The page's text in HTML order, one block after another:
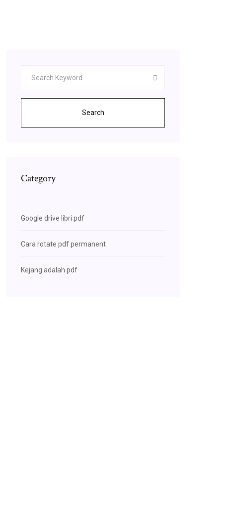
Search
Category
Google drive libri pdf
Cara rotate pdf permanent
Kejang adalah pdf